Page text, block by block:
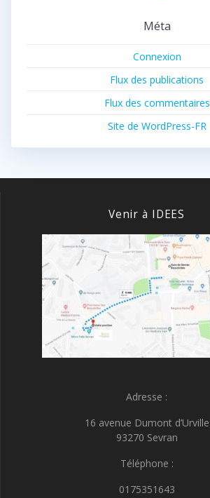
Méta
Connexion
Flux des publications
Flux des commentaires
Site de WordPress-FR
Venir à IDEES
Adresse :
16 avenue Dumont d’Urville
93270 Sevran
Téléphone :
0175351643